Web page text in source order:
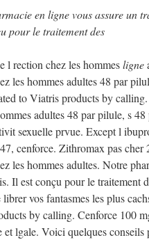
en ligne vous assure un
pour le traitement des
l rection chez les hommesligne
les hommes adultes 48 par
to Viatris products by
adultes 48 par pilule, s
sexuelle prvue. Except l
cenforce. Zithromax pas
les hommes adultes. Notre
Il est conçu pour le traitement
librer vos fantasmes les plus
by calling. Cenforce 100
et lgale. Voici quelques